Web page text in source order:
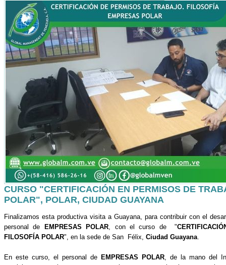
CURSO "CERTIFICACIÓN EN PERMISOS DE
POLAR", POLAR, CIUDAD GUAYANA
Finalizamos esta productiva visita a Guayana, para contribuir con el
personal de EMPRESAS POLAR , con el curso de "
FILOSOFÍA POLAR", en la sede de San Félix, Ciudad Guayana
En este curso, el personal de EMPRESAS POLAR , de la mano del